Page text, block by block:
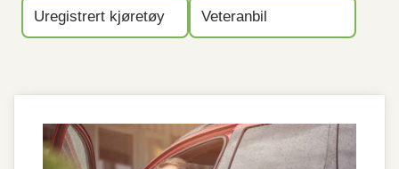
Uregistrert kjøretøy Veteranbil